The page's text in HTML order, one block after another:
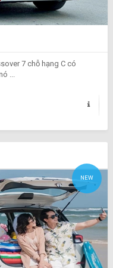
7 chỗ hạng C có
...
NEW